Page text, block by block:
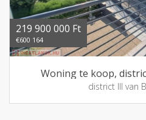
219 900 000 Ft
€600 164
Woning te koop,
district III van